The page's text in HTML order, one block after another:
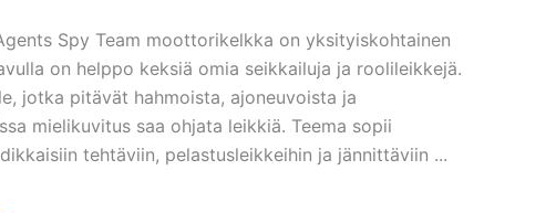
Spy Team moottorikelkka on yksityiskohtainen
on helppo keksiä omia seikkailuja ja roolileikkejä.
jotka pitävät hahmoista, ajoneuvoista ja
mielikuvitus saa ohjata leikkiä. Teema sopii
tehtäviin, pelastusleikkeihin ja jännittäviin ...